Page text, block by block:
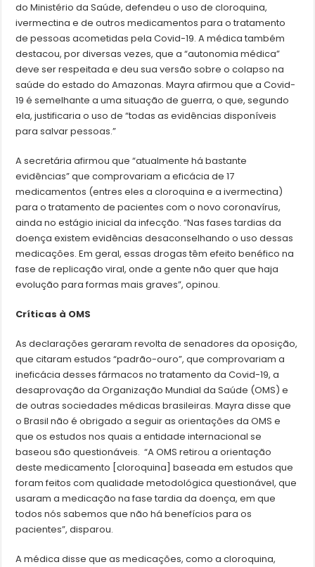
do Ministério da Saúde, defendeu o uso de cloroquina,
ivermectina e de outros medicamentos para o tratamento
de pessoas acometidas pela Covid-19. A médica também
destacou, por diversas vezes, que a “autonomia médica”
deve ser respeitada e deu sua versão sobre o colapso na
saúde do estado do Amazonas. Mayra afirmou que a Covid-
19 é semelhante a uma situação de guerra, o que, segundo
ela, justificaria o uso de “todas as evidências disponíveis
para salvar pessoas.”
A secretária afirmou que “atualmente há bastante
evidências” que comprovariam a eficácia de 17
medicamentos (entres eles a cloroquina e a ivermectina)
para o tratamento de pacientes com o novo coronavírus,
ainda no estágio inicial da infecção. “Nas fases tardias da
doença existem evidências desaconselhando o uso dessas
medicações. Em geral, essas drogas têm efeito benéfico na
fase de replicação viral, onde a gente não quer que haja
evolução para formas mais graves”, opinou.
Críticas à OMS
As declarações geraram revolta de senadores da oposição,
que citaram estudos “padrão-ouro”, que comprovariam a
ineficácia desses fármacos no tratamento da Covid-19, a
desaprovação da Organização Mundial da Saúde (OMS) e
de outras sociedades médicas brasileiras. Mayra disse que
o Brasil não é obrigado a seguir as orientações da OMS e
que os estudos nos quais a entidade internacional se
baseou são questionáveis. “A OMS retirou a orientação
deste medicamento [cloroquina] baseada em estudos que
foram feitos com qualidade metodológica questionável, que
usaram a medicação na fase tardia da doença, em que
todos nós sabemos que não há benefícios para os
pacientes”, disparou.
A médica disse que as medicações, como a cloroquina,